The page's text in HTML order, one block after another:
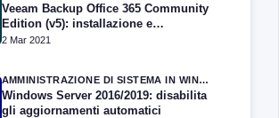
Veeam Backup Office 365 Community
Edition (v5): installazione e
configurazione
2 Mar 2021
AMMINISTRAZIONE DI SISTEMA IN WINDOWS SERVER
Windows Server 2016/2019: disabilita
gli aggiornamenti automatici